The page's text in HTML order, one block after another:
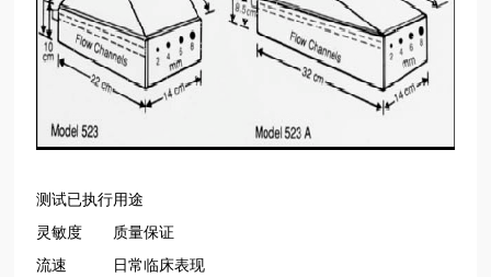
测试已执行
灵敏度
流速
用途
质量保证
日常临床表现